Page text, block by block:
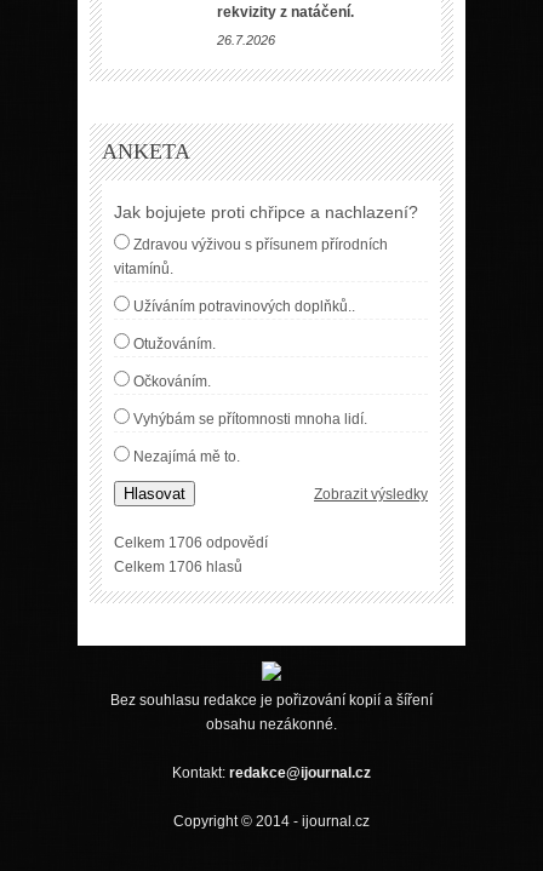
rekvizity z natáčení.
26.7.2026
ANKETA
Jak bojujete proti chřipce a nachlazení?
Zdravou výživou s přísunem přírodních
vitamínů.
Užíváním potravinových doplňků..
Otužováním.
Očkováním.
Vyhýbám se přítomnosti mnoha lidí.
Nezajímá mě to.
Hlasovat Zobrazit výsledky
Celkem 1706 odpovědí
Celkem 1706 hlasů
Bez souhlasu redakce je pořizování kopií a šíření
obsahu nezákonné.
Kontakt: redakce@ijournal.cz
Copyright © 2014 - ijournal.cz